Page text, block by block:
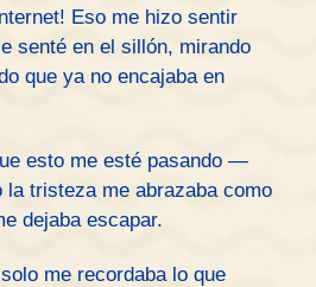
Eso me hizo sentir
senté en el sillón, mirando
que ya no encajaba en
esto me esté pasando —
la tristeza me abrazaba como
dejaba escapar.
me recordaba lo que